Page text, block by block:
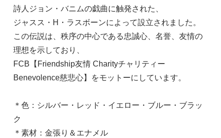
詩人ジョン・バニムの戯曲に触発された、
ジャスス・H・ラスボーンによって設立されました。
この伝説は、秩序の中心である忠誠心、名誉、友情の
理想を示しており、
FCB【Friendship友情 Charityチャリティー
Benevolence慈悲心】をモットーにしています。
＊色：シルバー・レッド・イエロー・ブルー・ブラッ
ク
＊素材：金張り＆エナメル